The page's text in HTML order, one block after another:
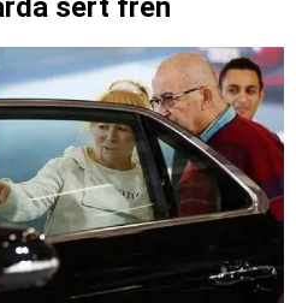
sert fren